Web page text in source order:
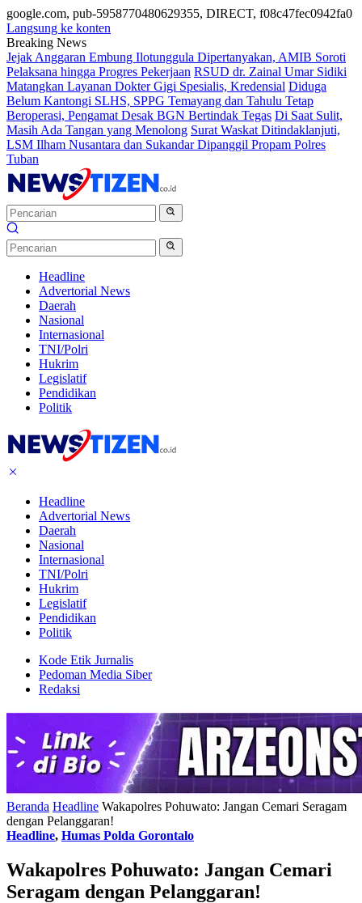
google.com, pub-5958770480629355, DIRECT, f08c47fec0942fa0
Langsung ke konten
Breaking News
Jejak Anggaran Embung Ilotunggula Dipertanyakan, AMIB Soroti
Pelaksana hingga Progres Pekerjaan RSUD dr. Zainal Umar Sidiki
Matangkan Layanan Dokter Gigi Spesialis, Kredensial Diduga
Belum Kantongi SLHS, SPPG Temayang dan Tahulu Tetap
Beroperasi, Pengamat Desak BGN Bertindak Tegas Di Saat Sulit,
Masih Ada Tangan yang Menolong Surat Waskat Ditindaklanjuti,
LSM Ilham Nusantara dan Sukandar Dipanggil Propam Polres
Tuban
Headline
Advertorial News
Daerah
Nasional
Internasional
TNI/Polri
Hukrim
Legislatif
Pendidikan
Politik
Headline
Advertorial News
Daerah
Nasional
Internasional
TNI/Polri
Hukrim
Legislatif
Pendidikan
Politik
Kode Etik Jurnalis
Pedoman Media Siber
Redaksi
Beranda Headline Wakapolres Pohuwato: Jangan Cemari Seragam
dengan Pelanggaran!
Headline, Humas Polda Gorontalo
Wakapolres Pohuwato: Jangan Cemari
Seragam dengan Pelanggaran!